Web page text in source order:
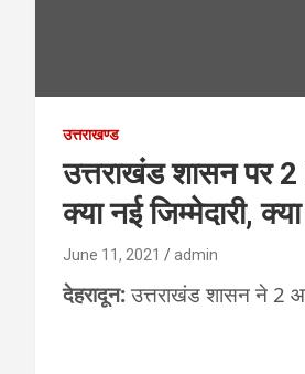
उत्तराखण्ड
उत्तराखंड शासन पर
क्या नई जिम्मेदारी,
June 11, 2021 admin
देहरादून:उत्तराखंड शासन ने 2